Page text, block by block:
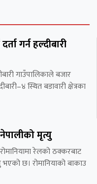
गर्न हल्दीबारी
गाउँपालिकाले बजार
स्थित बडावारी क्षेत्रका
मृत्यु
रेलको ठक्करबाट
छ। रोमानियाको बाकाउ